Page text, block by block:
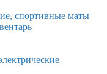
спортивные маты